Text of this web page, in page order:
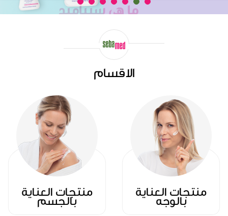
ما هي سيباميد
طبيب أمراض جلدية ويمكن استخدامها حتى من قبل الأشخاص ذوي البشرة
الاقسام
منتجات العناية
بالجسم
منتجات العناية
بالوجه